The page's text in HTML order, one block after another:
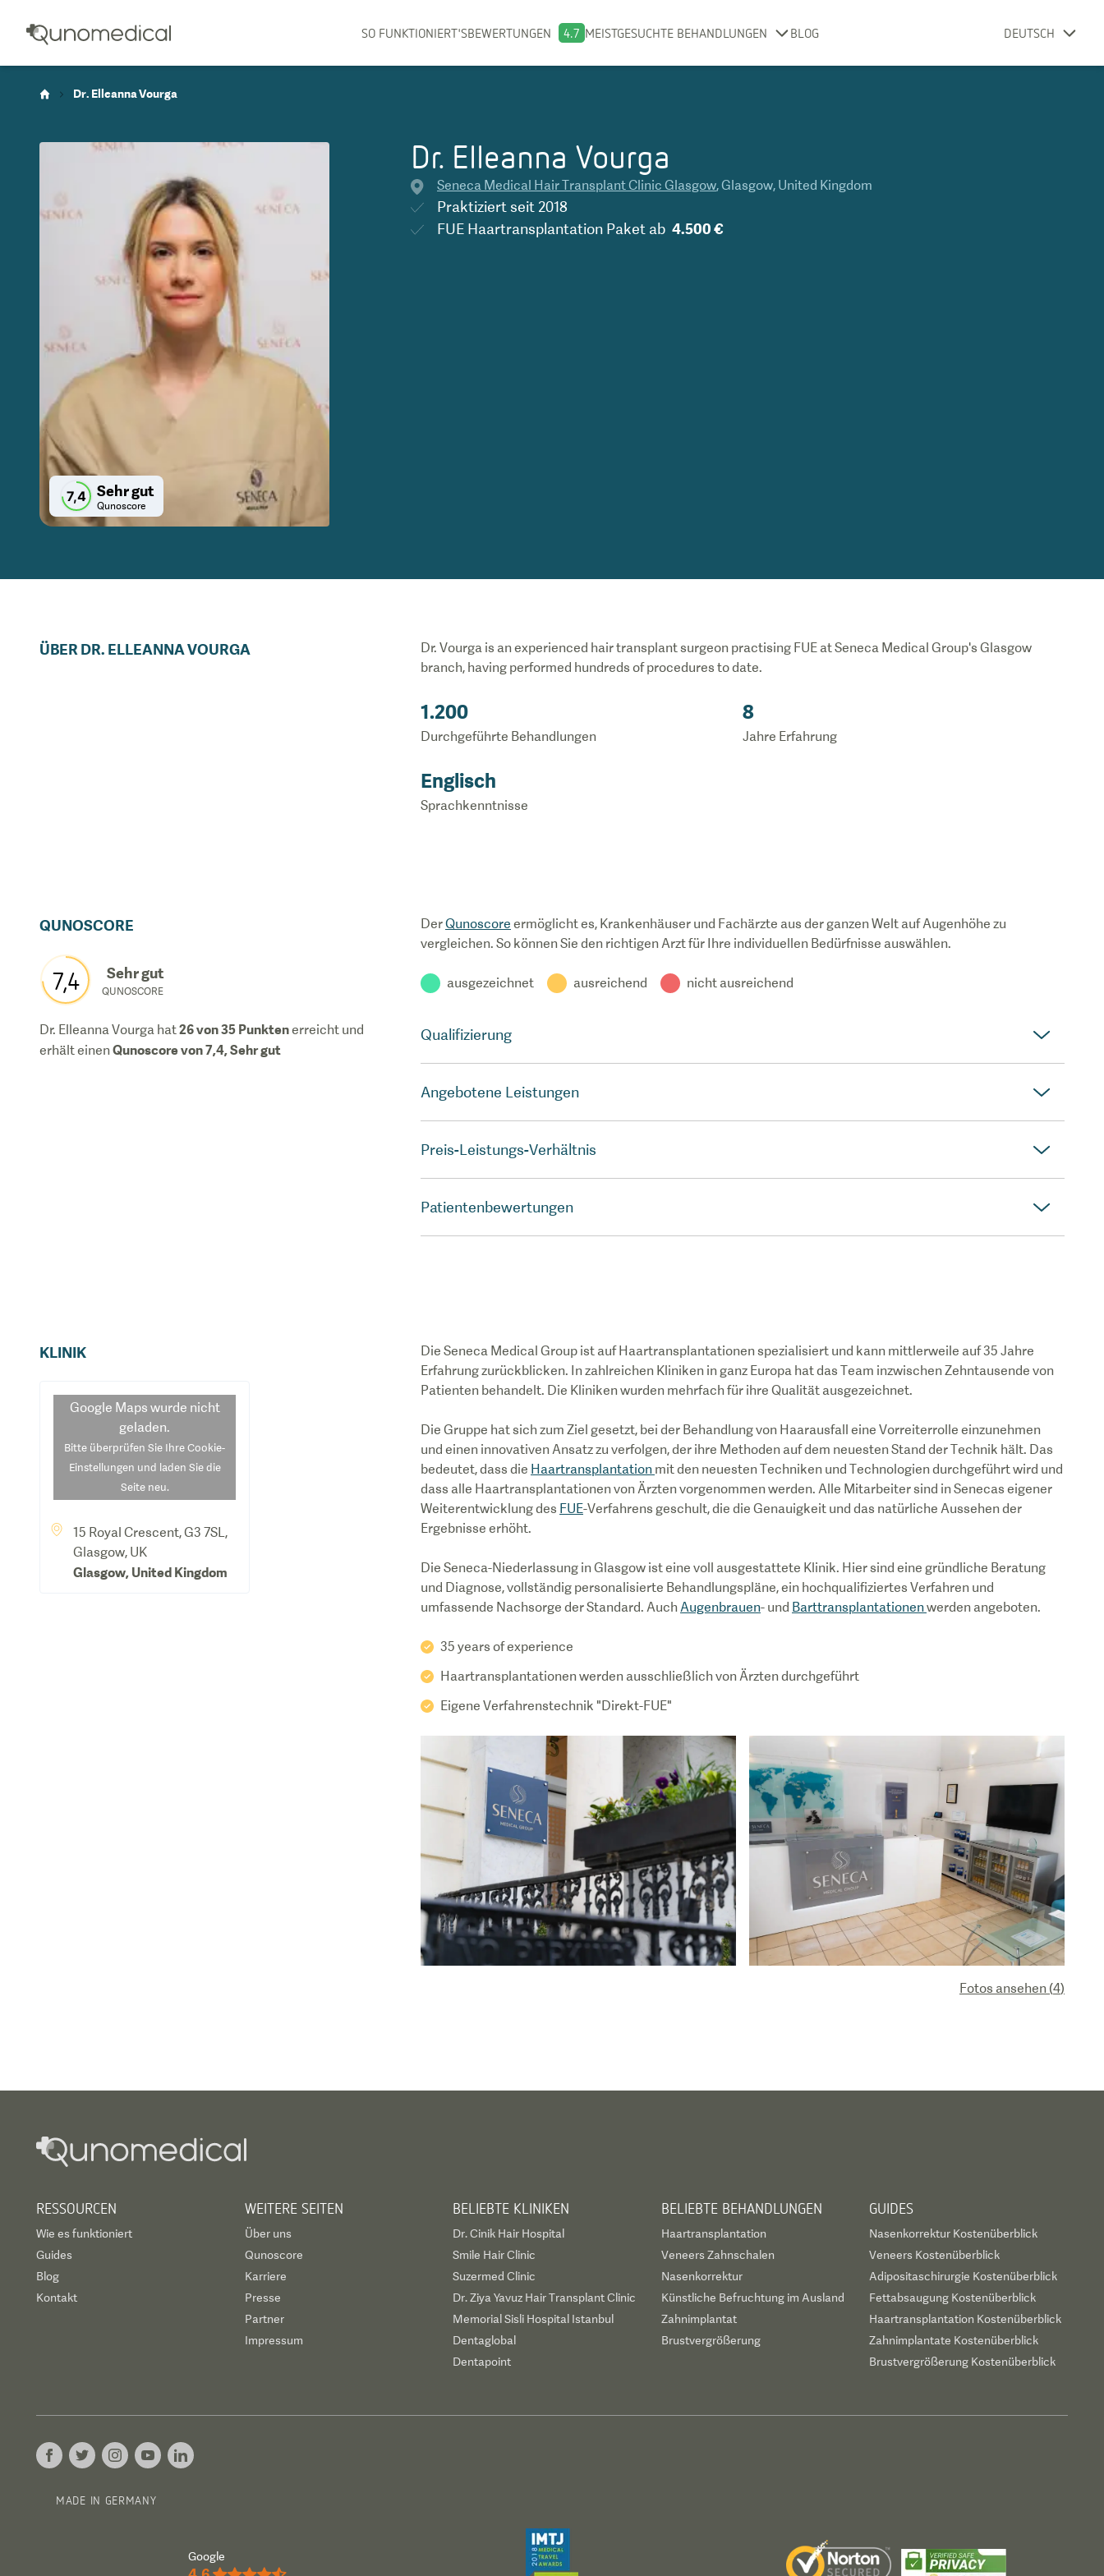
SO FUNKTIONIERT'SBEWERTUNGEN 4.7 MEISTGESUCHTE BEHANDLUNGEN BLOG DEUTSCH
Dr. Elleanna Vourga
7,4 Sehr gut
Qunoscore
Dr. Elleanna Vourga
Seneca Medical Hair Transplant Clinic Glasgow,Glasgow, United Kingdom
Praktiziert seit 2018
FUE Haartransplantation Paket ab 4.500 €
ÜBER DR. ELLEANNAVOURGA
Dr. Vourga is an experienced hair transplant surgeon practising FUE at Seneca Medical Group's Glasgow
branch, having performed hundreds of procedures to date.
1.200
Durchgeführte Behandlungen
8
Jahre Erfahrung
Englisch
Sprachkenntnisse
QUNOSCORE
7,4 Sehr gut
QUNOSCORE
Dr. Elleanna Vourga hat26von 35 Punktenerreicht und
erhält einenQunoscore von7,4,Sehr gut
DerQunoscore ermöglicht es, Krankenhäuser und Fachärzte aus der ganzen Welt auf Augenhöhe zu
vergleichen. So können Sie den richtigen Arzt für Ihre individuellen Bedürfnisse auswählen.
ausgezeichnet ausreichend nicht ausreichend
Qualifizierung
Angebotene Leistungen
Preis-Leistungs-Verhältnis
Patientenbewertungen
KLINIK
Google Maps wurde nicht
geladen.
Bitte überprüfen Sie Ihre Cookie-
Einstellungen und laden Sie die
Seite neu.
15 Royal Crescent, G3 7SL,
Glasgow, UK
Glasgow, United Kingdom
Die Seneca Medical Group ist auf Haartransplantationen spezialisiert und kann mittlerweile auf 35 Jahre
Erfahrung zurückblicken. In zahlreichen Kliniken in ganz Europa hat das Team inzwischen Zehntausende von
Patienten behandelt. Die Kliniken wurden mehrfach für ihre Qualität ausgezeichnet.
Die Gruppe hat sich zum Ziel gesetzt, bei der Behandlung von Haarausfall eine Vorreiterrolle einzunehmen
und einen innovativen Ansatz zu verfolgen, der ihre Methoden auf dem neuesten Stand der Technik hält. Das
bedeutet, dass die Haartransplantation mit den neuesten Techniken und Technologien durchgeführt wird und
dass alle Haartransplantationen von Ärzten vorgenommen werden. Alle Mitarbeiter sind in Senecas eigener
Weiterentwicklung des FUE-Verfahrens geschult, die die Genauigkeit und das natürliche Aussehen der
Ergebnisse erhöht.
Die Seneca-Niederlassung in Glasgow ist eine voll ausgestattete Klinik. Hier sind eine gründliche Beratung
und Diagnose, vollständig personalisierte Behandlungspläne, ein hochqualifiziertes Verfahren und
umfassende Nachsorge der Standard. AuchAugenbrauen- und Barttransplantationenwerden angeboten.
35 years of experience
Haartransplantationen werden ausschließlich von Ärzten durchgeführt
Eigene Verfahrenstechnik "Direkt-FUE"
Fotos ansehen (4)
RESSOURCEN
Wie es funktioniert
Guides
Blog
Kontakt
WEITERE SEITEN
Über uns
Qunoscore
Karriere
Presse
Partner
Impressum
BELIEBTE KLINIKEN
Dr. Cinik Hair Hospital
Smile Hair Clinic
Suzermed Clinic
Dr. Ziya Yavuz Hair Transplant Clinic
Memorial Sisli Hospital Istanbul
Dentaglobal
Dentapoint
BELIEBTE BEHANDLUNGEN
Haartransplantation
Veneers Zahnschalen
Nasenkorrektur
Künstliche Befruchtung im Ausland
Zahnimplantat
Brustvergrößerung
GUIDES
Nasenkorrektur Kostenüberblick
Veneers Kostenüberblick
Adipositaschirurgie Kostenüberblick
Fettabsaugung Kostenüberblick
Haartransplantation Kostenüberblick
Zahnimplantate Kostenüberblick
Brustvergrößerung Kostenüberblick
MADE IN GERMANY
Google